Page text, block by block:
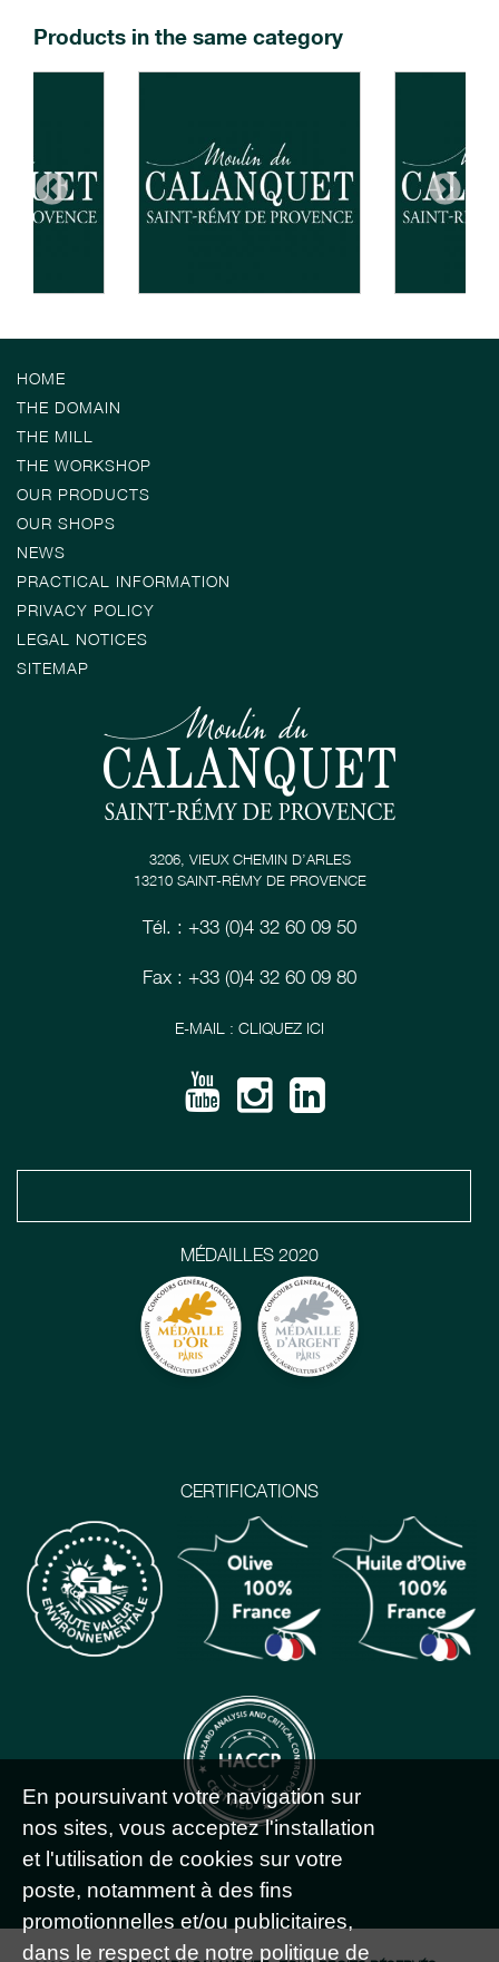
Products in the same category
HOME
THE DOMAIN
THE MILL
THE WORKSHOP
OUR PRODUCTS
OUR SHOPS
NEWS
PRACTICAL INFORMATION
PRIVACY POLICY
LEGAL NOTICES
SITEMAP
CERTIFICATIONS
MÉDAILLES 2020
3206, VIEUX CHEMIN D’ARLES
13210 SAINT-RÉMY DE PROVENCE
Tél. : +33 (0)4 32 60 09 50
Fax : +33 (0)4 32 60 09 80
E-MAIL : CLIQUEZ ICI
En poursuivant votre navigation sur
nos sites, vous acceptez l'installation
et l'utilisation de cookies sur votre
poste, notamment à des fins
promotionnelles et/ou publicitaires,
dans le respect de notre politique de